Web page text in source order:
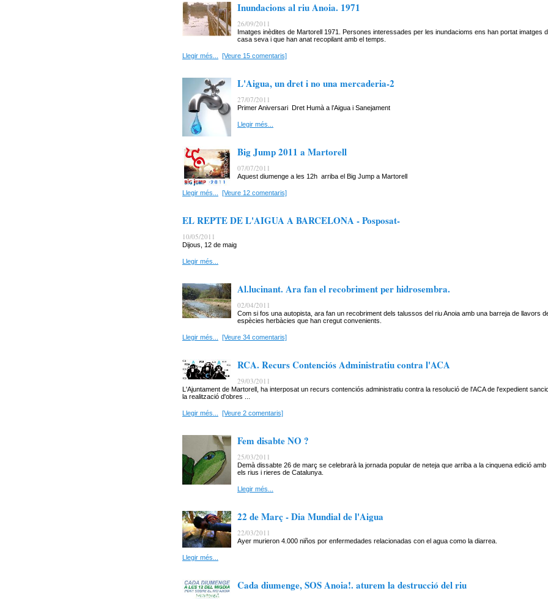
Inundacions al riu Anoia. 1971
26/09/2011
Imatges inèdites de Martorell 1971. Persones interessades per les inundacioms ens han portat imatges
casa seva i que han anat recopilant amb el temps.
Llegir més... [Veure 15 comentaris]
L'Aigua, un dret i no una mercaderia-2
27/07/2011
Primer Aniversari Dret Humà a l’Aigua i Sanejament
Llegir més...
Big Jump 2011 a Martorell
07/07/2011
Aquest diumenge a les 12h arriba el Big Jump a Martorell
Llegir més... [Veure 12 comentaris]
EL REPTE DE L'AIGUA A BARCELONA - Posposat-
10/05/2011
Dijous, 12 de maig
Llegir més...
Al.lucinant. Ara fan el recobriment per hidrosembra.
02/04/2011
Com si fos una autopista, ara fan un recobriment dels talussos del riu Anoia amb una barreja de llavors
espècies herbàcies que han cregut convenients.
Llegir més... [Veure 34 comentaris]
RCA. Recurs Contenciós Administratiu contra l'ACA
29/03/2011
L'Ajuntament de Martorell, ha interposat un recurs contenciós administratiu contra la resolució de l'ACA de l'expedient
la realització d'obres ...
Llegir més... [Veure 2 comentaris]
Fem disabte NO ?
25/03/2011
Demà dissabte 26 de març se celebrarà la jornada popular de neteja que arriba a la cinquena edició
els rius i rieres de Catalunya.
Llegir més...
22 de Març - Dia Mundial de l'Aigua
22/03/2011
Ayer murieron 4.000 niños por enfermedades relacionadas con el agua como la diarrea.
Llegir més...
Cada diumenge, SOS Anoia!. aturem la destrucció del riu